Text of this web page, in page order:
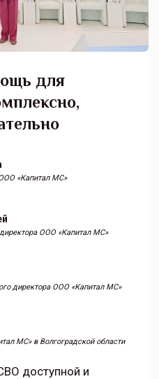
для
«Капитал МС»
ООО «Капитал МС»
директора ООО «Капитал МС»
МС» в Волгоградской области
доступной и